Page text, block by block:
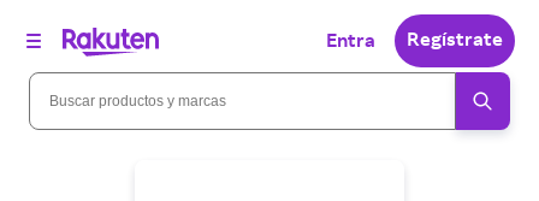
Entra Regístrate